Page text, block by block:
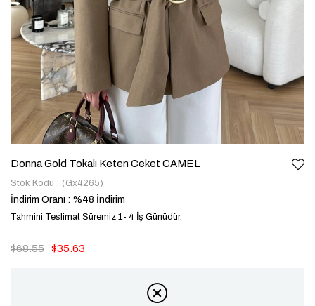
Donna Gold Tokalı Keten Ceket CAMEL
Stok Kodu (Gx4265)
İndirim Oranı : %48 İndirim
Tahmini Teslimat Süremiz 1- 4 İş Günüdür.
$68.55 $35.63